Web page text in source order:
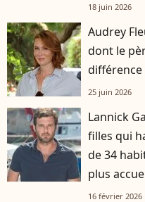
18 juin 2026
Audrey
dont le
différence
25 juin 2026
Lannick
filles qui
de 34
plus
16 février 2026